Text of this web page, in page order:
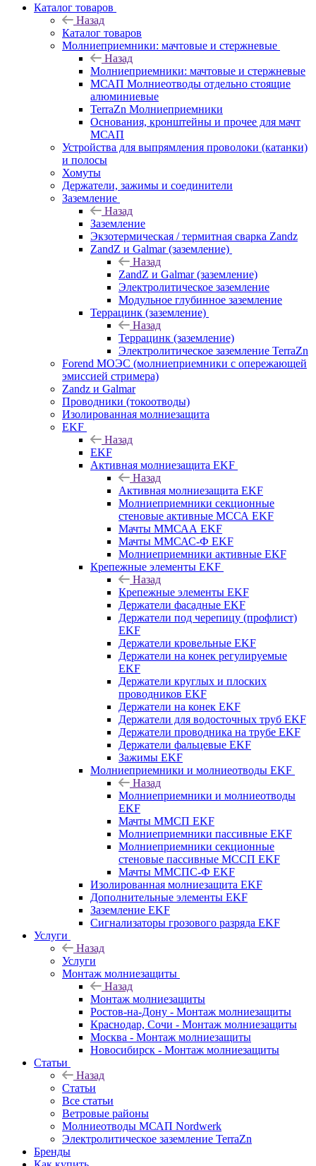
Каталог товаров
Назад
Каталог товаров
Молниеприемники: мачтовые и стержневые
Назад
Молниеприемники: мачтовые и стержневые
МСАП Молниеотводы отдельно стоящие
алюминиевые
TerraZn Молниеприемники
Основания, кронштейны и прочее для мачт
МСАП
Устройства для выпрямления проволоки (катанки)
и полосы
Хомуты
Держатели, зажимы и соединители
Заземление
Назад
Заземление
Экзотермическая / термитная сварка Zandz
ZandZ и Galmar (заземление)
Назад
ZandZ и Galmar (заземление)
Электролитическое заземление
Модульное глубинное заземление
Террацинк (заземление)
Назад
Террацинк (заземление)
Электролитическое заземление TerraZn
Forend МОЭС (молниеприемники с опережающей
эмиссией стримера)
Zandz и Galmar
Проводники (токоотводы)
Изолированная молниезащита
EKF
Назад
EKF
Активная молниезащита EKF
Назад
Активная молниезащита EKF
Молниеприемники секционные
стеновые активные МССА EKF
Мачты ММСАА EKF
Мачты ММСАС-Ф EKF
Молниеприемники активные EKF
Крепежные элементы EKF
Назад
Крепежные элементы EKF
Держатели фасадные EKF
Держатели под черепицу (профлист)
EKF
Держатели кровельные EKF
Держатели на конек регулируемые
EKF
Держатели круглых и плоских
проводников EKF
Держатели на конек EKF
Держатели для водосточных труб EKF
Держатели проводника на трубе EKF
Держатели фальцевые EKF
Зажимы EKF
Молниеприемники и молниеотводы EKF
Назад
Молниеприемники и молниеотводы
EKF
Мачты ММСП EKF
Молниеприемники пассивные EKF
Молниеприемники секционные
стеновые пассивные МССП EKF
Мачты ММСПС-Ф EKF
Изолированная молниезащита EKF
Дополнительные элементы EKF
Заземление EKF
Сигнализаторы грозового разряда EKF
Услуги
Назад
Услуги
Монтаж молниезащиты
Назад
Монтаж молниезащиты
Ростов-на-Дону - Монтаж молниезащиты
Краснодар, Сочи - Монтаж молниезащиты
Москва - Монтаж молниезащиты
Новосибирск - Монтаж молниезащиты
Статьи
Назад
Статьи
Все статьи
Ветровые районы
Молниеотводы МСАП Nordwerk
Электролитическое заземление TerraZn
Бренды